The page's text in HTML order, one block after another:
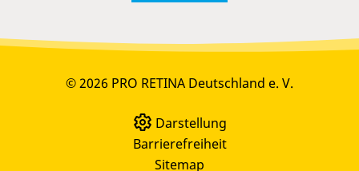
© 2026 PRO RETINA Deutschland e. V.
Darstellung
Barrierefreiheit
Sitemap